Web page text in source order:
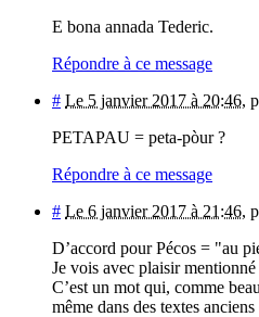
E bona annada Tederic.
Répondre à ce message
# Le 5 janvier 2017 à 20:46,
PETAPAU = peta-pòur ?
Répondre à ce message
# Le 6 janvier 2017 à 21:46,
D’accord pour Pécos = "au
Je vois avec plaisir
C’est un mot qui, comme
même dans des textes